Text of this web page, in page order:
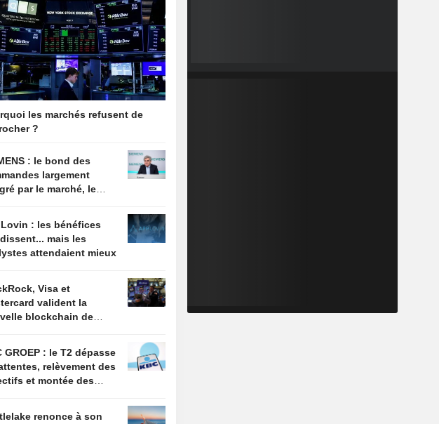
les marchés refusent de
?
: le bond des
largement
par le marché, le
pour soutenir
actuelles
: les bénéfices
mais les
attendaient mieux
Visa et
valident la
blockchain de
: le T2 dépasse
relèvement des
et montée des
renonce à son